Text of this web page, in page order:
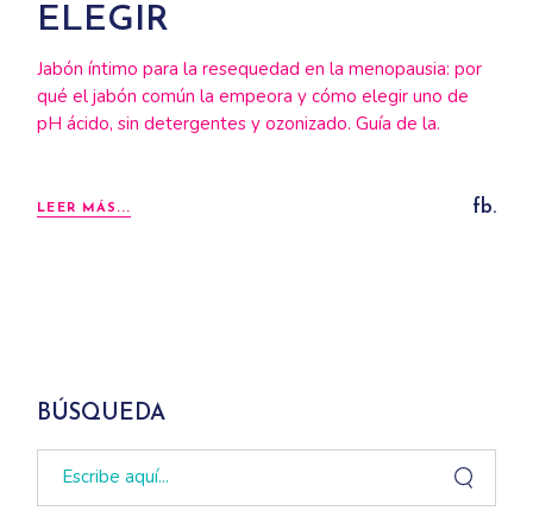
ELEGIR
Jabón íntimo para la resequedad en la menopausia: por
qué el jabón común la empeora y cómo elegir uno de
pH ácido, sin detergentes y ozonizado. Guía de la.
LEER MÁS... fb.
BÚSQUEDA
Search